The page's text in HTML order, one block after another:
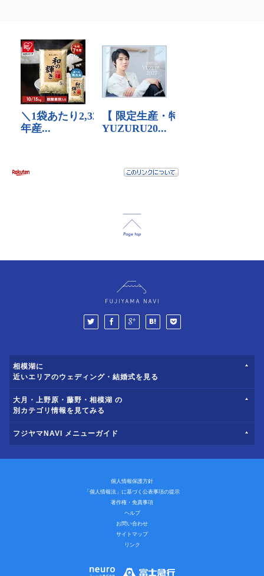
相模湖に
近いエリアのウェディング・結婚式を見る
大月・上野原・藤野・相模湖 の
別カテゴリ情報を見てみる
フジヤマNAVI メニューガイド
個人情報保護方針
「個人情報法」に基づく公表事項の提示
著作権・免責事項
ヘルプ
お問い合わせ
サイトマップ
リンク